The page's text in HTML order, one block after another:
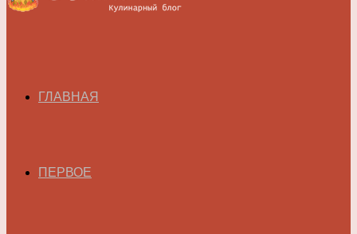
ГЛАВНАЯ
ПЕРВОЕ